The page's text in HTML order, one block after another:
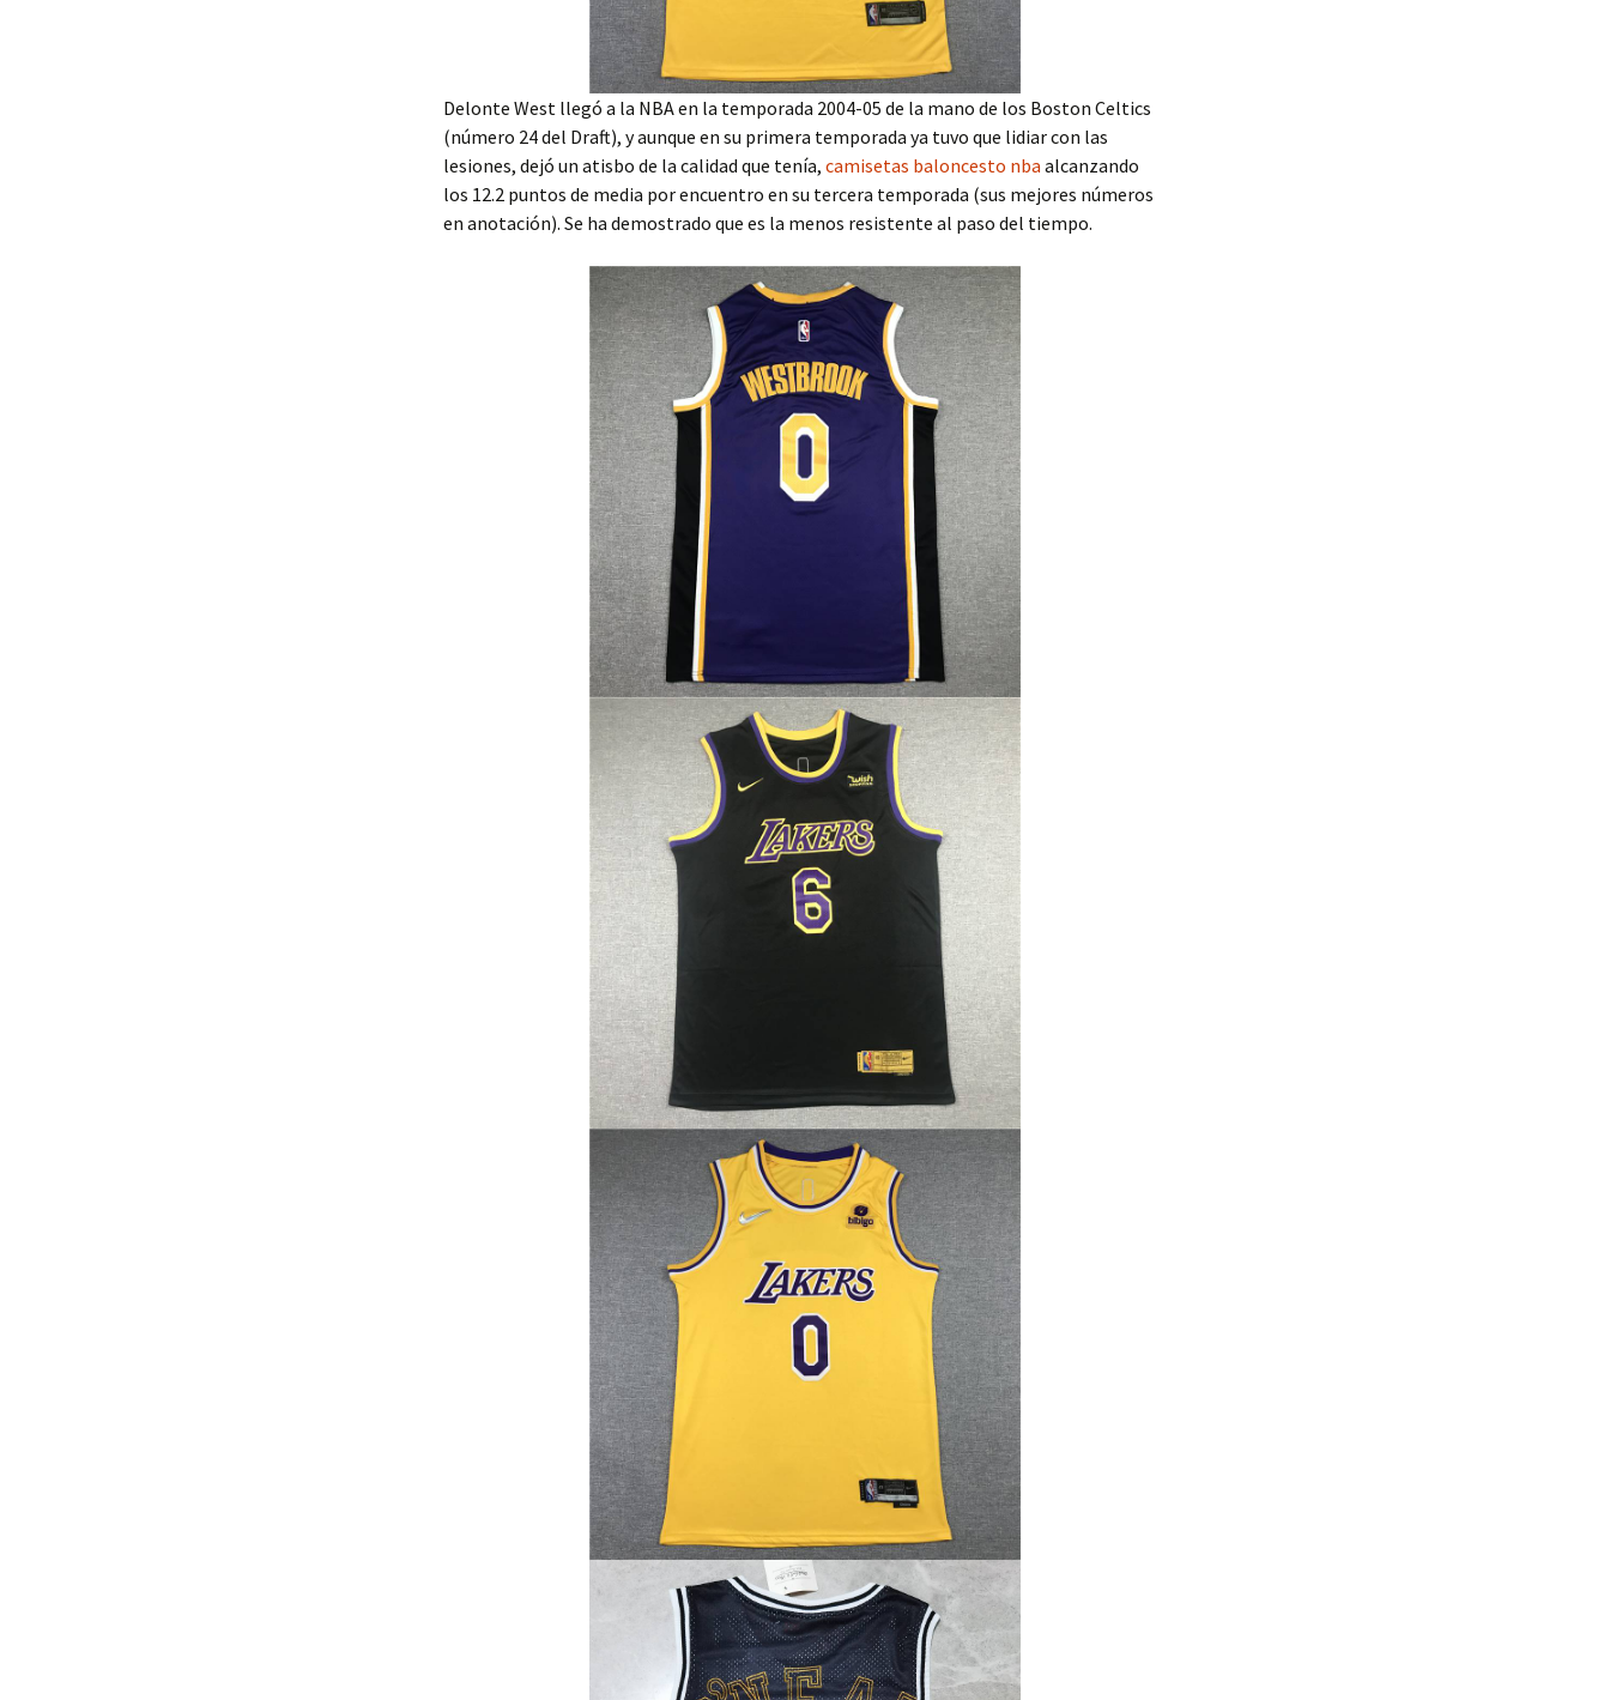
Delonte West llegó a la NBA en la temporada 2004-05 de la mano de los Boston Celtics
(número 24 del Draft), y aunque en su primera temporada ya tuvo que lidiar con las
lesiones, dejó un atisbo de la calidad que tenía, camisetas baloncesto nba alcanzando
los 12.2 puntos de media por encuentro en su tercera temporada (sus mejores números
en anotación). Se ha demostrado que es la menos resistente al paso del tiempo.